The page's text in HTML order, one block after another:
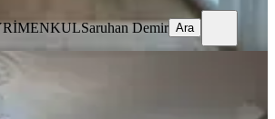
Saruhan Demir Ara
Dondurma Karşısı Krediye